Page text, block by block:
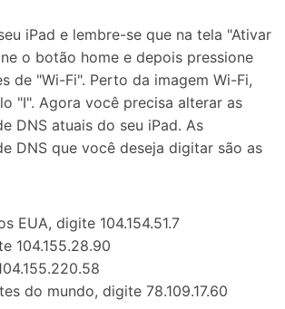
iPad e lembre-se que na tela "Ativar
o botão home e depois pressione
de "Wi-Fi". Perto da imagem Wi-Fi,
"I". Agora você precisa alterar as
DNS atuais do seu iPad. As
DNS que você deseja digitar são as
EUA, digite 104.154.51.7
104.155.28.90
do mundo, digite 78.109.17.60